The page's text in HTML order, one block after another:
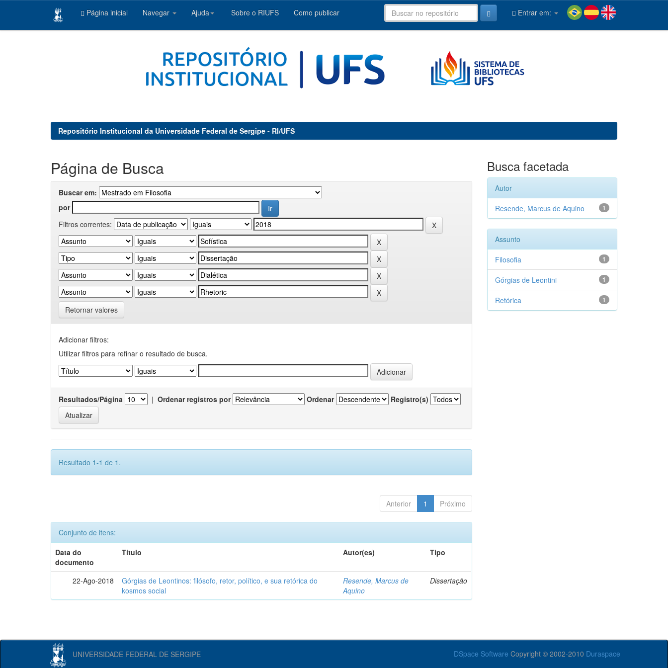
Página inicial Navegar Ajuda Sobre o RIUFS Como publicar Entrar em:
Repositório Institucional da Universidade Federal de Sergipe - RI/UFS
Página de Busca
Buscar em:
por
Filtros correntes:
Retornar valores
Adicionar filtros:
Utilizar filtros para refinar o resultado de busca.
Resultados/Página | Ordenar registros por Ordenar Registro(s)
Resultado 1-1 de 1.
Anterior 1 Próximo
Conjunto de itens:
Data do
documento
Título Autor(es) Tipo
22-Ago-2018
Górgias de Leontinos: filósofo, retor, político, e sua retórica do
kosmos social
Resende, Marcus de
Aquino
Dissertação
Busca facetada
Autor
1
Resende, Marcus de Aquino
Assunto
1
Filosofia
1
Górgias de Leontini
1
Retórica
UNIVERSIDADE FEDERAL DE SERGIPE DSpace Software Copyright © 2002-2010 Duraspace